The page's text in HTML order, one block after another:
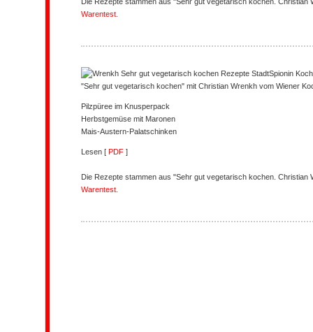
Die Rezepte stammen aus "Sehr gut vegetarisch kochen.
Warentest.
"Sehr gut vegetarisch kochen" mit Christian Wrenkh vom Wiener
Pilzpüree im Knusperpack
Herbstgemüse mit Maronen
Mais-Austern-Palatschinken
Lesen [ PDF ]
Die Rezepte stammen aus "Sehr gut vegetarisch kochen.
Warentest.